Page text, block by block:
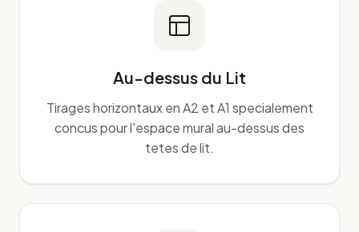
Au-dessus du Lit
Tirages horizontaux en A2 et A1 specialement
concus pour l'espace mural au-dessus des
tetes de lit.